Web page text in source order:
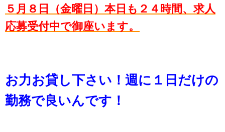
５月８日（金曜日）本日も２４時間、求人
応募受付中で御座います。
お力お貸し下さい！週に１日だけの
勤務で良いんです！